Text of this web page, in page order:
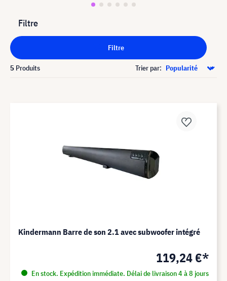
Filtre
Filtre
5 Produits Trier par:
Kindermann Barre de son 2.1 avec subwoofer intégré
119,24 €*
En stock. Expédition immédiate. Délai de livraison 4 à 8 jours